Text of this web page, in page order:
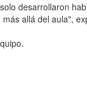
desarrollaron
allá del aula",